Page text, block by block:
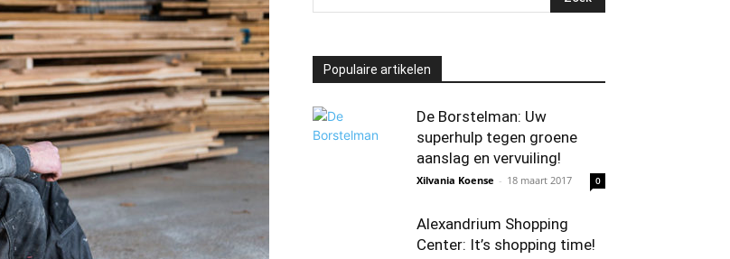
Populaire artikelen
De Borstelman: Uw
superhulp tegen groene
aanslag en vervuiling!
Xilvania Koense - 18 maart 2017 0
Alexandrium Shopping
Center: It’s shopping time!